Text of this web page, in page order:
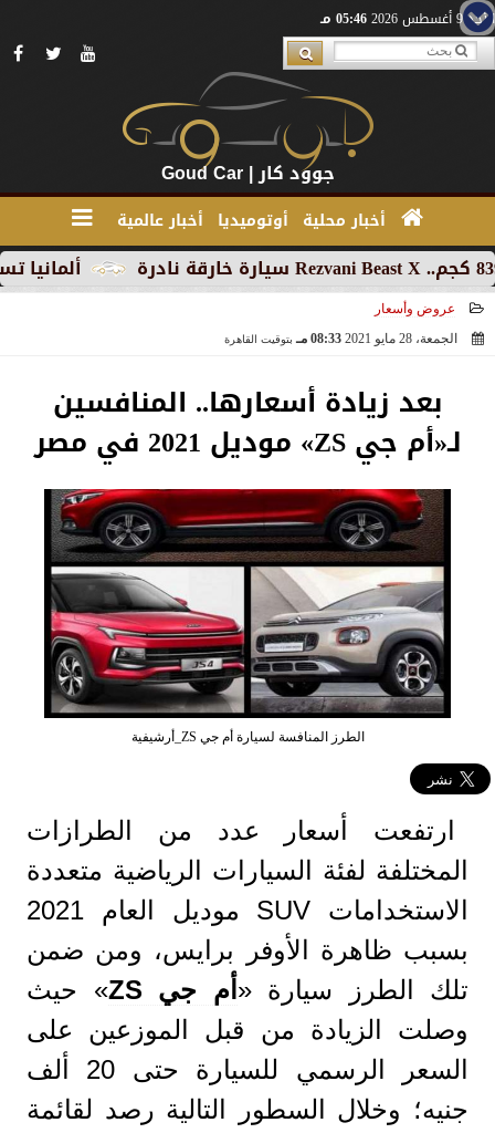
الأحد 9 أغسطس 2026 05:46 مـ
جوود كار | Goud Car
أخبار محلية أوتوميديا أخبار عالمية
ألمانيا تسجل
عروض وأسعار
الجمعة، 28 مايو 2021
08:33 مـ بتوقيت القاهرة
بعد زيادة أسعارها.. المنافسين
لـ«أم جي ZS» موديل 2021 في مصر
الطرز المنافسة لسيارة أم جي ZS_أرشيفية
ارتفعت أسعار عدد من الطرازات
المختلفة لفئة السيارات الرياضية متعددة
الاستخدامات SUV موديل العام 2021
بسبب ظاهرة الأوفر برايس، ومن ضمن
تلك الطرز سيارة « أم جي ZS
» حيث
وصلت الزيادة من قبل الموزعين على
السعر الرسمي للسيارة حتى 20 ألف
جنيه؛ وخلال السطور التالية رصد لقائمة